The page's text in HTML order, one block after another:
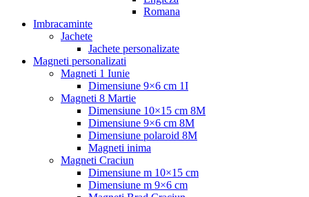
Romana
Imbracaminte
Jachete
Jachete personalizate
Magneti personalizati
Magneti 1 Iunie
Dimensiune 9×6 cm 1I
Magneti 8 Martie
Dimensiune 10×15 cm 8M
Dimensiune 9×6 cm 8M
Dimensiune polaroid 8M
Magneti inima
Magneti Craciun
Dimensiune m 10×15 cm
Dimensiune m 9×6 cm